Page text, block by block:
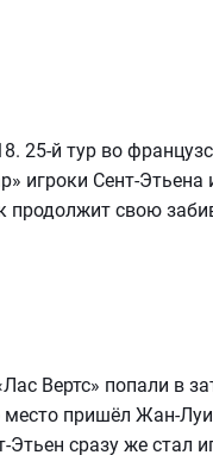
25-й тур во
игроки Сент-
продолжит свою
Вертс» попали в
пришёл Жан-
Этьен сразу же стал